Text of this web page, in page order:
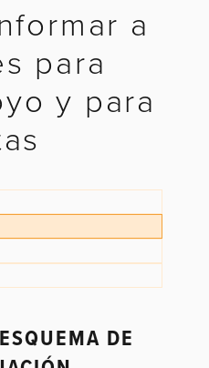
a
para
y para
DE